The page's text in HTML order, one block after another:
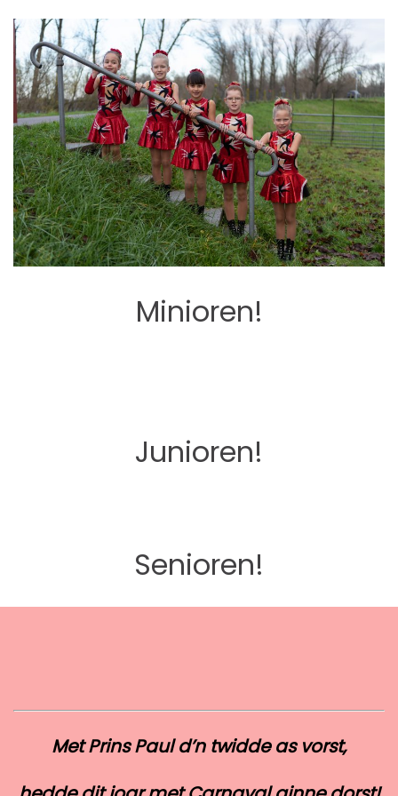
Minioren!
Junioren!
Senioren!
Met Prins Paul d’n twidde as vorst,